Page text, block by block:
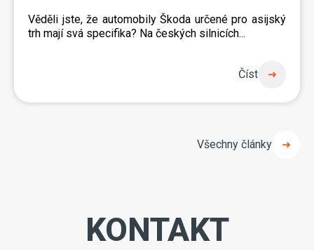
Věděli jste, že automobily Škoda určené pro asijský
trh mají svá specifika? Na českých silnicích...
Číst
Všechny články
KONTAKT